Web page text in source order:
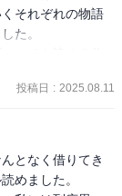
それぞれの物語
た。
時にちょっとず
投稿日 : 2025.08.11
となく借りてき
めました。